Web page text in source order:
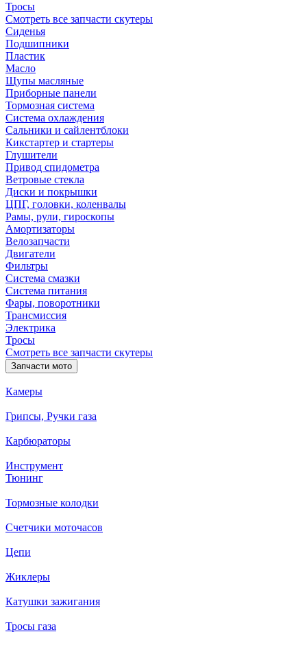
Тросы
Смотреть все запчасти скутеры
Сиденья
Подшипники
Пластик
Масло
Щупы масляные
Приборные панели
Тормозная система
Система охлаждения
Сальники и сайлентблоки
Кикстартер и стартеры
Глушители
Привод спидометра
Ветровые стекла
Диски и покрышки
ЦПГ, головки, коленвалы
Рамы, рули, гироскопы
Амортизаторы
Велозапчасти
Двигатели
Фильтры
Система смазки
Система питания
Фары, поворотники
Трансмиссия
Электрика
Тросы
Смотреть все запчасти скутеры
Запчасти мото
Камеры
Грипсы, Ручки газа
Карбюраторы
Инструмент
Тюнинг
Тормозные колодки
Счетчики моточасов
Цепи
Жиклеры
Катушки зажигания
Тросы газа